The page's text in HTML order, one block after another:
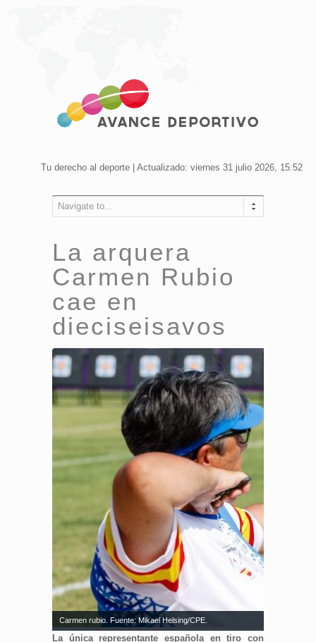
Tu derecho al deporte | Actualizado: viernes 31 julio 2026, 15:52
Navigate to...
La arquera
Carmen Rubio
cae en
dieciseisavos
Carmen rubio. Fuente: Mikael Helsing/CPE.
La única representante española en tiro con